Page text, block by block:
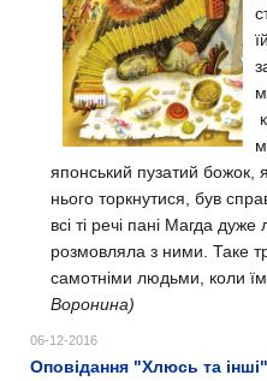
японський пузатий божок,
нього торкнутися, був
всі ті речі пані Магда
розмовляла з ними. Таке
самотніми людьми, коли
Воронина)
06-12-2016
Оповідання "Хлюсь та